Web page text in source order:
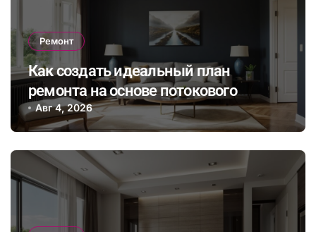
Ремонт
Как создать идеальный план
ремонта на основе потокового
бюджета и гибкого графика работ с
учетом непредвиденных расходов
Авг 4, 2026